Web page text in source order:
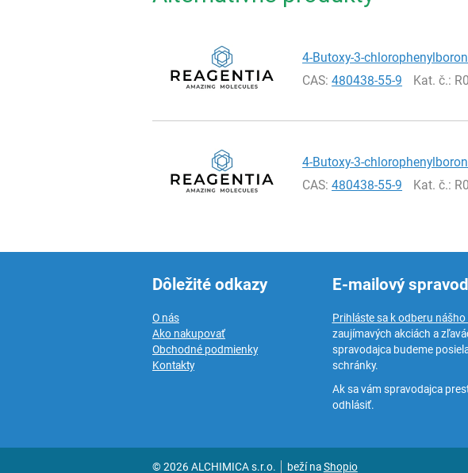
4-Butoxy-3-
CAS:480438-55-9 Kat. č.:
4-Butoxy-3-
CAS:480438-55-9 Kat. č.:
Dôležité odkazy
O nás
Ako nakupovať
Obchodné podmienky
Kontakty
E-mailový
Prihláste sa k odberu
zaujímavých akciách a
spravodajca budeme
schránky.
Ak sa vám spravodajca
odhlásiť.
© 2026 ALCHIMICA s.r.o. beží naShopio